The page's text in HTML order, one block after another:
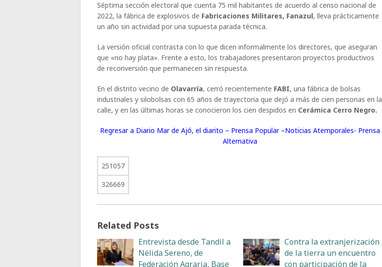
Séptima sección electoral que cuenta 75 mil habitantes de acuerdo al censo nacional de
2022, la fábrica de explosivos de Fabricaciones Militares, Fanazul, lleva prácticamente
un año sin actividad por una supuesta parada técnica.
La versión oficial contrasta con lo que dicen informalmente los directores, que aseguran
que «no hay plata». Frente a esto, los trabajadores presentaron proyectos productivos
de reconversión que permanecen sin respuesta.
En el distrito vecino de Olavarría, cerró recientemente FABI, una fábrica de bolsas
industriales y silobolsas con 65 años de trayectoria que dejó a más de cien personas en la
calle, y en las últimas horas se conocieron los cien despidos en Cerámica Cerro Negro.
Regresar a Diario Mar de Ajó, el diarito – Prensa Popular –Noticias Atemporales- Prensa
Alternativa
251057
326669
Related Posts
Entrevista desde Tandil a
Nélida Sereno, de
Federación Agraria, Base
Contra la extranjerización
de la tierra un encuentro
con participación de la